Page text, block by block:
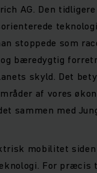
AG. Den
stoppede som
bæredygtig
skyld. Det
af vores
sammen med
mobilitet
For præcis